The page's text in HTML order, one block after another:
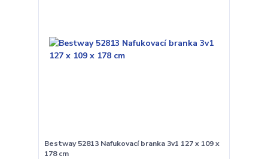
Bestway 52813 Nafukovací branka 3v1 127 x 109 x
178 cm